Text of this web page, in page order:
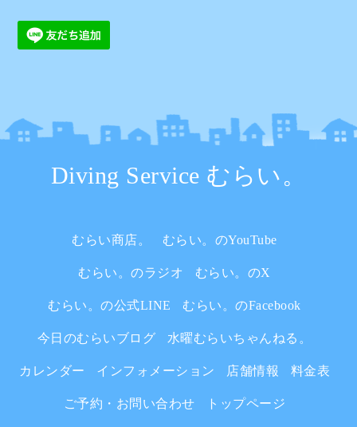
Diving Service むらい。
むらい商店。 むらい。のYouTube
むらい。のラジオ むらい。のX
むらい。の公式LINE むらい。のFacebook
今日のむらいブログ 水曜むらいちゃんねる。
カレンダー インフォメーション 店舗情報 料金表
ご予約・お問い合わせ トップページ